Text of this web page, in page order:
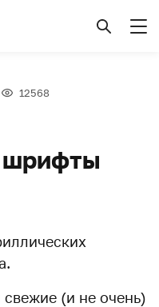
12568
шрифты
(и не очень)